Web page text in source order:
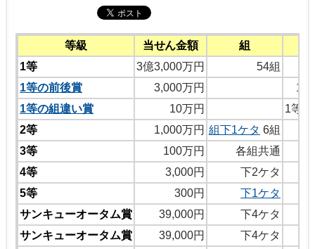
等級 当せん金額
組
1等
3億3,000万円
54組
1等の前後賞
3,000万円
1
1等の組違い賞
10万円
1等
2等
1,000万円 組下1ケタ 6組
3等
100万円
各組共通
4等
3,000円
下2ケタ
5等
300円
下1ケタ
サンキューオータム賞
39,000円
下4ケタ
サンキューオータム賞
39,000円
下4ケタ